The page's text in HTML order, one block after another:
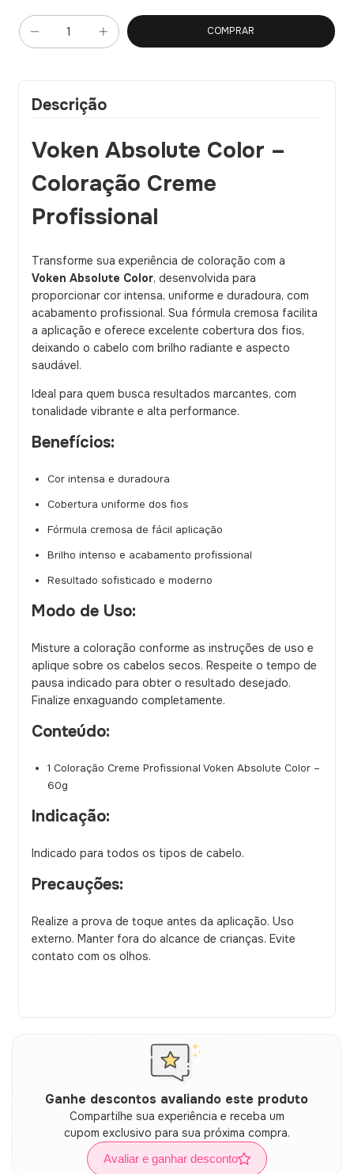
Descrição
Voken Absolute Color –
Coloração Creme
Profissional
Transforme sua experiência de coloração com a
Voken Absolute Color, desenvolvida para
proporcionar cor intensa, uniforme e duradoura, com
acabamento profissional. Sua fórmula cremosa facilita
a aplicação e oferece excelente cobertura dos fios,
deixando o cabelo com brilho radiante e aspecto
saudável.
Ideal para quem busca resultados marcantes, com
tonalidade vibrante e alta performance.
Benefícios:
Cor intensa e duradoura
Cobertura uniforme dos fios
Fórmula cremosa de fácil aplicação
Brilho intenso e acabamento profissional
Resultado sofisticado e moderno
Modo de Uso:
Misture a coloração conforme as instruções de uso e
aplique sobre os cabelos secos. Respeite o tempo de
pausa indicado para obter o resultado desejado.
Finalize enxaguando completamente.
Conteúdo:
1 Coloração Creme Profissional Voken Absolute Color –
60g
Indicação:
Indicado para todos os tipos de cabelo.
Precauções:
Realize a prova de toque antes da aplicação. Uso
externo. Manter fora do alcance de crianças. Evite
contato com os olhos.
Ganhe descontos avaliando este produto
Compartilhe sua experiência e receba um
cupom exclusivo para sua próxima compra.
Avaliar e ganhar desconto